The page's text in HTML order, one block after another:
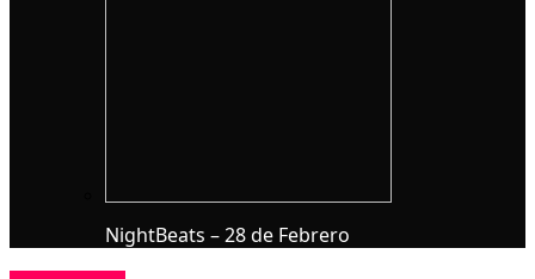
NightBeats – 28 de Febrero